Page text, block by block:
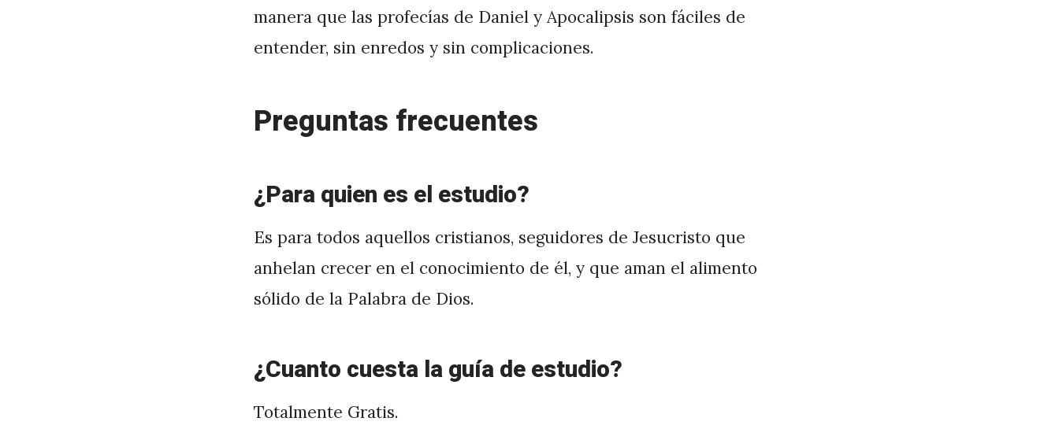
manera que las profecías de Daniel y Apocalipsis son fáciles de
entender, sin enredos y sin complicaciones.
Preguntas frecuentes
¿Para quien es el estudio?
Es para todos aquellos cristianos, seguidores de Jesucristo que
anhelan crecer en el conocimiento de él, y que aman el alimento
sólido de la Palabra de Dios.
¿Cuanto cuesta la guía de estudio?
Totalmente Gratis.